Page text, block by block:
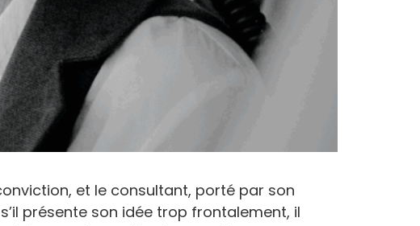
et le consultant, porté par son
présente son idée trop frontalement, il